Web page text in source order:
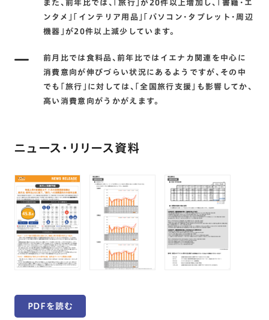
また､前年比では､｢旅行｣が20件以上増加し､｢書籍･エ
ンタメ｣｢インテリア用品｣｢パソコン･タブレット･周辺
機器｣が20件以上減少しています。
前月比では食料品､前年比ではイエナカ関連を中心に
消費意向が伸びづらい状況にあるようですが､その中
でも｢旅行｣に対しては､｢全国旅行支援｣も影響してか､
高い消費意向がうかがえます。
ニュース・リリース資料
PDFを読む